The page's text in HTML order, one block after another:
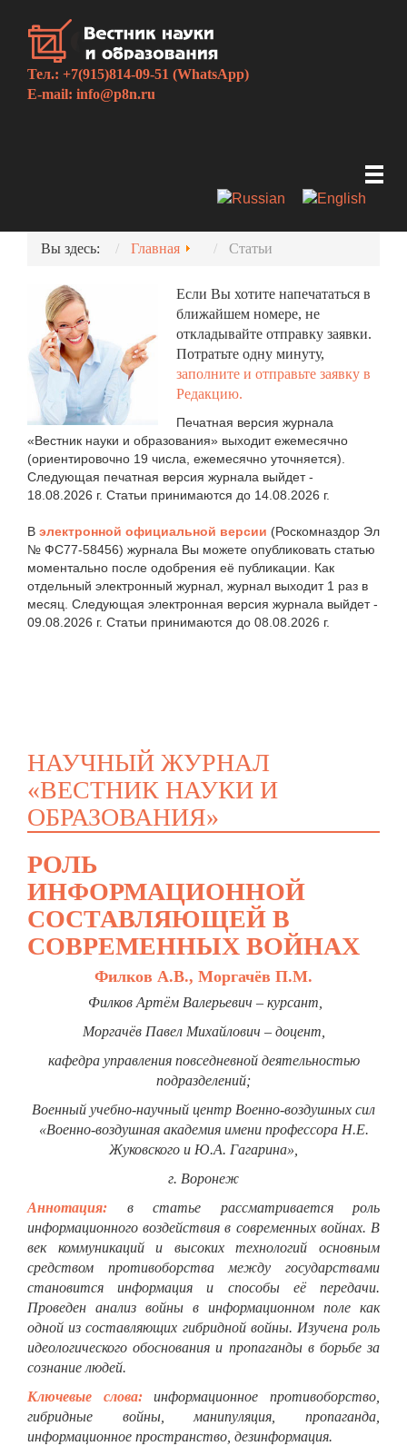
Тел.: +7(915)814-09-51 (WhatsApp)
E-mail: info@p8n.ru
Вы здесь: Главная Статьи
Если Вы хотите напечататься в
ближайшем номере, не
откладывайте отправку заявки.
Потратьте одну минуту,
заполните и отправьте заявку в
Редакцию.
Печатная версия журнала
«Вестник науки и образования» выходит ежемесячно
(ориентировочно 19 числа, ежемесячно уточняется).
Следующая печатная версия журнала выйдет -
18.08.2026 г. Статьи принимаются до 14.08.2026 г.
В электронной официальной версии (Роскомназдор Эл
№ ФС77-58456) журнала Вы можете опубликовать статью
моментально после одобрения её публикации. Как
отдельный электронный журнал, журнал выходит 1 раз в
месяц. Следующая электронная версия журнала выйдет -
09.08.2026 г. Статьи принимаются до 08.08.2026 г.
НАУЧНЫЙ ЖУРНАЛ
«ВЕСТНИК НАУКИ И
ОБРАЗОВАНИЯ»
РОЛЬ
ИНФОРМАЦИОННОЙ
СОСТАВЛЯЮЩЕЙ В
СОВРЕМЕННЫХ ВОЙНАХ
Филков А.В., Моргачёв П.М.
Филков Артём Валерьевич – курсант,
Моргачёв Павел Михайлович – доцент,
кафедра управления повседневной деятельностью
подразделений;
Военный учебно-научный центр Военно-воздушных сил
«Военно-воздушная академия имени профессора Н.Е.
Жуковского и Ю.А. Гагарина»,
г. Воронеж
Аннотация:
в статье рассматривается роль
информационного воздействия в современных войнах. В
век коммуникаций и высоких технологий основным
средством противоборства между государствами
становится информация и способы её передачи.
Проведен анализ войны в информационном поле как
одной из составляющих гибридной войны. Изучена роль
идеологического обоснования и пропаганды в борьбе за
сознание людей.
Ключевые слова:
информационное противоборство,
гибридные войны, манипуляция, пропаганда,
информационное пространство, дезинформация.